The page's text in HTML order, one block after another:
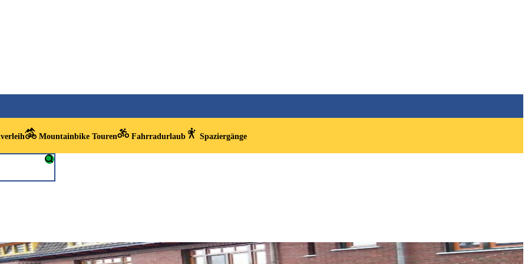
Mountainbike Touren Fahrradurlaub Spaziergänge